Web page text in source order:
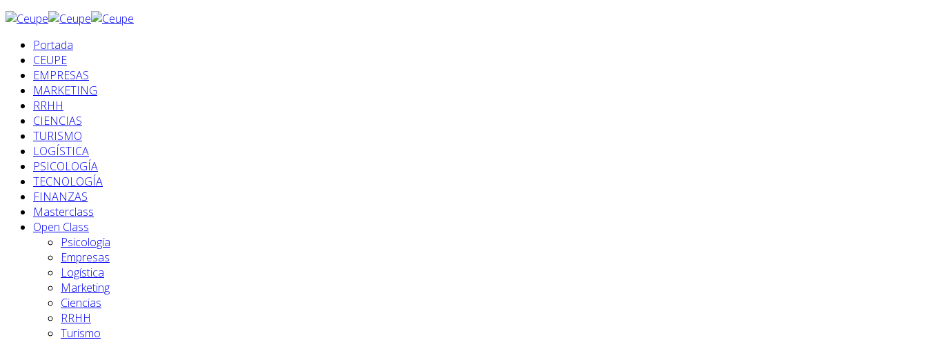
Portada
CEUPE
EMPRESAS
MARKETING
RRHH
CIENCIAS
TURISMO
LOGÍSTICA
PSICOLOGÍA
TECNOLOGÍA
FINANZAS
Masterclass
Open Class
Psicología
Empresas
Logística
Marketing
Ciencias
RRHH
Turismo